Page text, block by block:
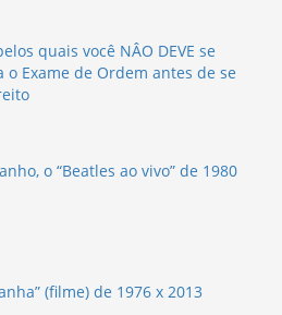
quais você NÂO DEVE se
o Exame de Ordem antes de se
o “Beatles ao vivo” de 1980
(filme) de 1976 x 2013